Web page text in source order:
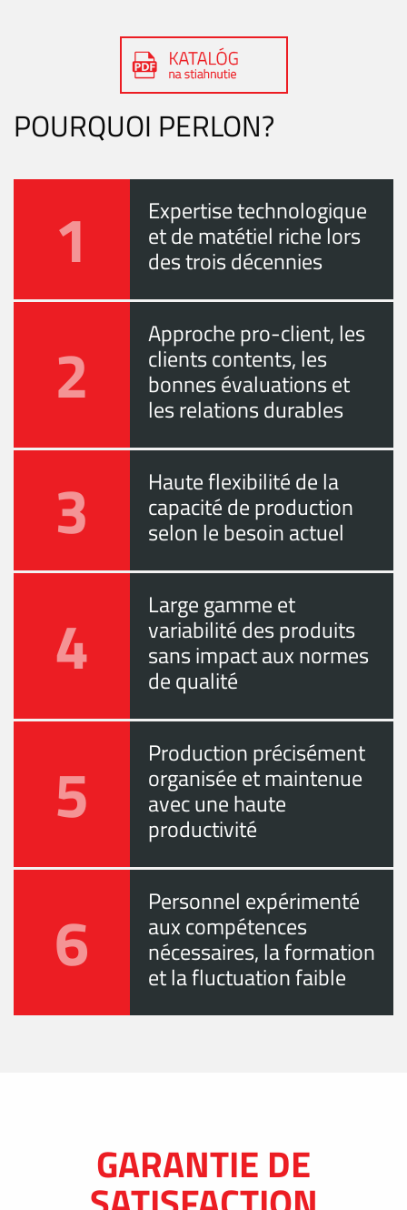
POURQUOI PERLON?
1 Expertise technologique
et de matétiel riche lors
des trois décennies
2 Approche pro-client, les
clients contents, les
bonnes évaluations et
les relations durables
3 Haute flexibilité de la
capacité de production
selon le besoin actuel
4 Large gamme et
variabilité des produits
sans impact aux normes
de qualité
5 Production précisément
organisée et maintenue
avec une haute
productivité
6 Personnel expérimenté
aux compétences
nécessaires, la formation
et la fluctuation faible
GARANTIE DE